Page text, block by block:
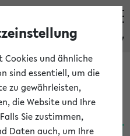
eKVV
Cookies und ähnliche
sind essentiell, um die
zu gewährleisten,
die Website und Ihre
Sie zustimmen,
Daten auch, um Ihre